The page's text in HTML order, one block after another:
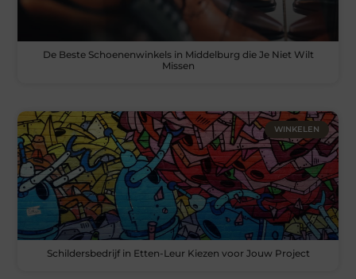
De Beste Schoenenwinkels in Middelburg die Je Niet Wilt
Missen
WINKELEN
Schildersbedrijf in Etten-Leur Kiezen voor Jouw Project